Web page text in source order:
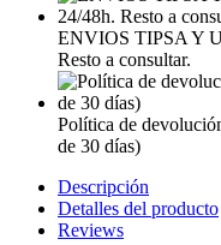
ENVIOS TIPSA Y
Resto a consultar.
Política de
de 30 días)
Descripción
Detalles del producto
Reviews